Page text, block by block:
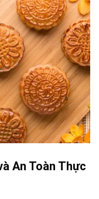
An Toàn Thực